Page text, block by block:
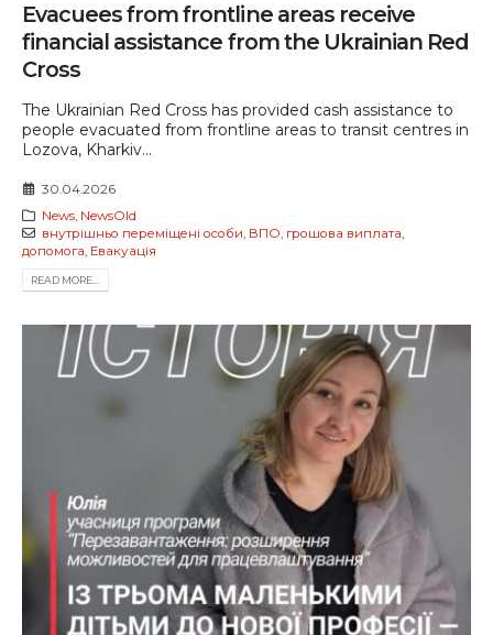
Evacuees from frontline areas receive
financial assistance from the Ukrainian Red
Cross
The Ukrainian Red Cross has provided cash assistance to
people evacuated from frontline areas to transit centres in
Lozova, Kharkiv...
30.04.2026
News, NewsOld
внутрішньо переміщені особи, ВПО, грошова виплата,
допомога, Евакуація
READ MORE...